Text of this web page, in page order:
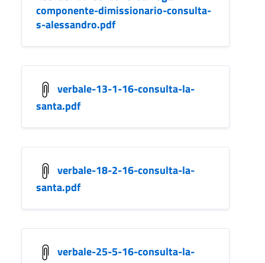
componente-dimissionario-consulta-
s-alessandro.pdf
verbale-13-1-16-consulta-la-
santa.pdf
verbale-18-2-16-consulta-la-
santa.pdf
verbale-25-5-16-consulta-la-